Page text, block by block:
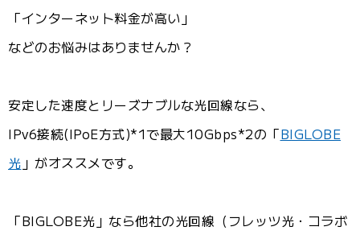
「インターネット料金が高い」
などのお悩みはありませんか？
安定した速度とリーズナブルな光回線なら、
IPv6接続(IPoE方式)*1で最大10Gbps*2の「BIGLOBE
光 」がオススメです。
「BIGLOBE光」なら他社の光回線（フレッツ光・コラボ